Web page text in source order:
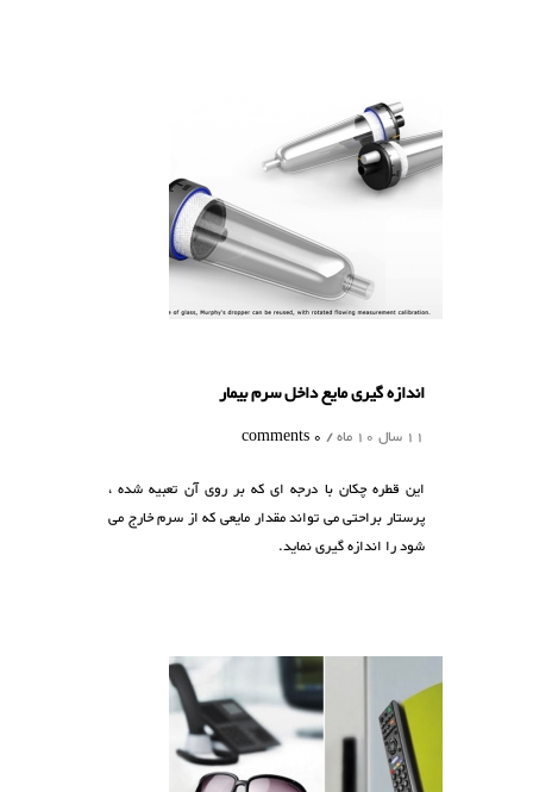
اندازه گیری مایع داخل سرم بیمار
11 سال 10 ماه /
0 comments
این قطره چکان با درجه ای که بر روی آن تعبیه شده ،
پرستار براحتی می تواند مقدار مایعی که از سرم خارج می
شود را اندازه گیری نماید.